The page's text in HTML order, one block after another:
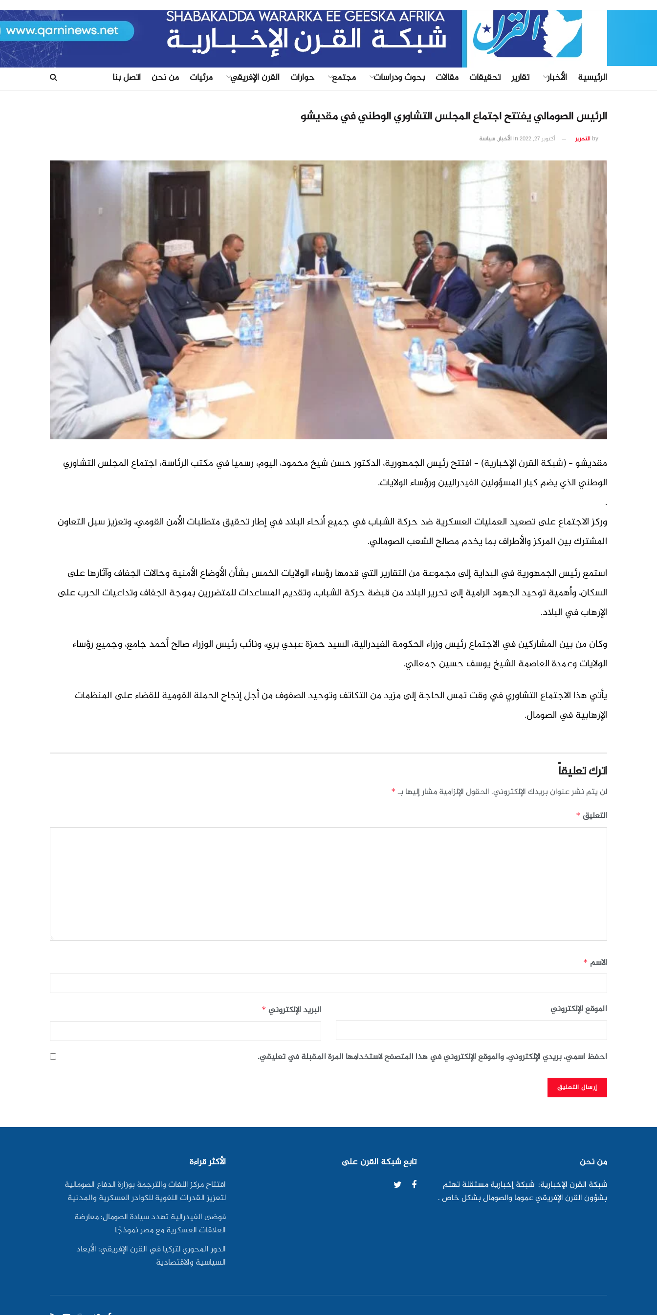
الرئيسية الأخبار تقارير تحقيقات مقالات بحوث ودراسات مجتمع حوارات القرن الإفريقي مرئيات من نحن اتصل بنا​
الرئيس الصومالي يفتتح اجتماع المجلس التشاوري الوطني في مقديشو
byالتحرير أكتوبر 27, 2022 in الأخبار,سياسة
مقديشو – (شبكة القرن الإخبارية) – افتتح رئيس الجمهورية، الدكتور حسن شيخ محمود، اليوم، رسميا في مكتب الرئاسة، اجتماع المجلس التشاوري
الوطني الذي يضم كبار المسؤولين الفيدراليين ورؤساء الولايات.
.
وركز الاجتماع على تصعيد العمليات العسكرية ضد حركة الشباب في جميع أنحاء البلاد في إطار تحقيق متطلبات الأمن القومي، وتعزيز سبل التعاون
المشترك بين المركز والأطراف بما يخدم مصالح الشعب الصومالي.
استمع رئيس الجمهورية في البداية إلى مجموعة من التقارير التي قدمها رؤساء الولايات الخمس بشأن الأوضاع الأمنية وحالات الجفاف وآثارها على
السكان، وأهمية توحيد الجهود الرامية إلى تحرير البلاد من قبضة حركة الشباب، وتقديم المساعدات للمتضررين بموجة الجفاف وتداعيات الحرب على
الإرهاب في البلاد.
وكان من بين المشاركين في الاجتماع رئيس وزراء الحكومة الفيدرالية، السيد حمزة عبدي بري، ونائب رئيس الوزراء صالح أحمد جامع، وجميع رؤساء
الولايات وعمدة العاصمة الشيخ يوسف حسين جمعالي.
يأتي هذا الاجتماع التشاوري في وقت تمس الحاجة إلى مزيد من التكاتف وتوحيد الصفوف من أجل إنجاح الحملة القومية للقضاء على المنظمات
الإرهابية في الصومال.
اترك تعليقاً
لن يتم نشر عنوان بريدك الإلكتروني. الحقول الإلزامية مشار إليها بـ *
التعليق *
الاسم *
البريد الإلكتروني * الموقع الإلكتروني
احفظ اسمي، بريدي الإلكتروني، والموقع الإلكتروني في هذا المتصفح لاستخدامها المرة المقبلة في تعليقي.
من نحن
شبكة القرن الإخبارية: شبكة إخبارية مستقلة تهتم
بشؤون القرن الإفريقي عموما والصومال بشكل خاص .
تابع شبكة القرن على الأكثر قراءة
افتتاح مركز اللغات والترجمة بوزارة الدفاع الصومالية
لتعزيز القدرات اللغوية للكوادر العسكرية والمدنية
فوضى الفيدرالية تهدد سيادة الصومال: معارضة
العلاقات العسكرية مع مصر نموذجًا
الدور المحوري لتركيا في القرن الإفريقي: الأبعاد
السياسية والاقتصادية